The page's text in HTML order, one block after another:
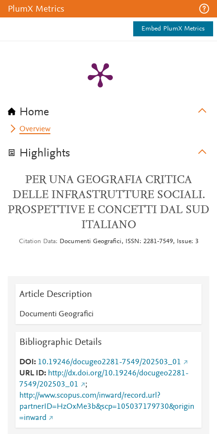
PlumX Metrics
Embed PlumX Metrics
Home
Overview
Highlights
PER UNA GEOGRAFIA CRITICA
DELLE INFRASTRUTTURE SOCIALI.
PROSPETTIVE E CONCETTI DAL SUD
ITALIANO
Citation Data Documenti Geografici, ISSN: 2281-7549, Issue: 3
Article Description
Documenti Geografici
Bibliographic Details
DOI
10.19246/docugeo2281-7549/202503_01
URL ID
http://dx.doi.org/10.19246/docugeo2281-
7549/202503_01
;
http://www.scopus.com/inward/record.url?
partnerID=HzOxMe3b&scp=105037179730&origin
=inward